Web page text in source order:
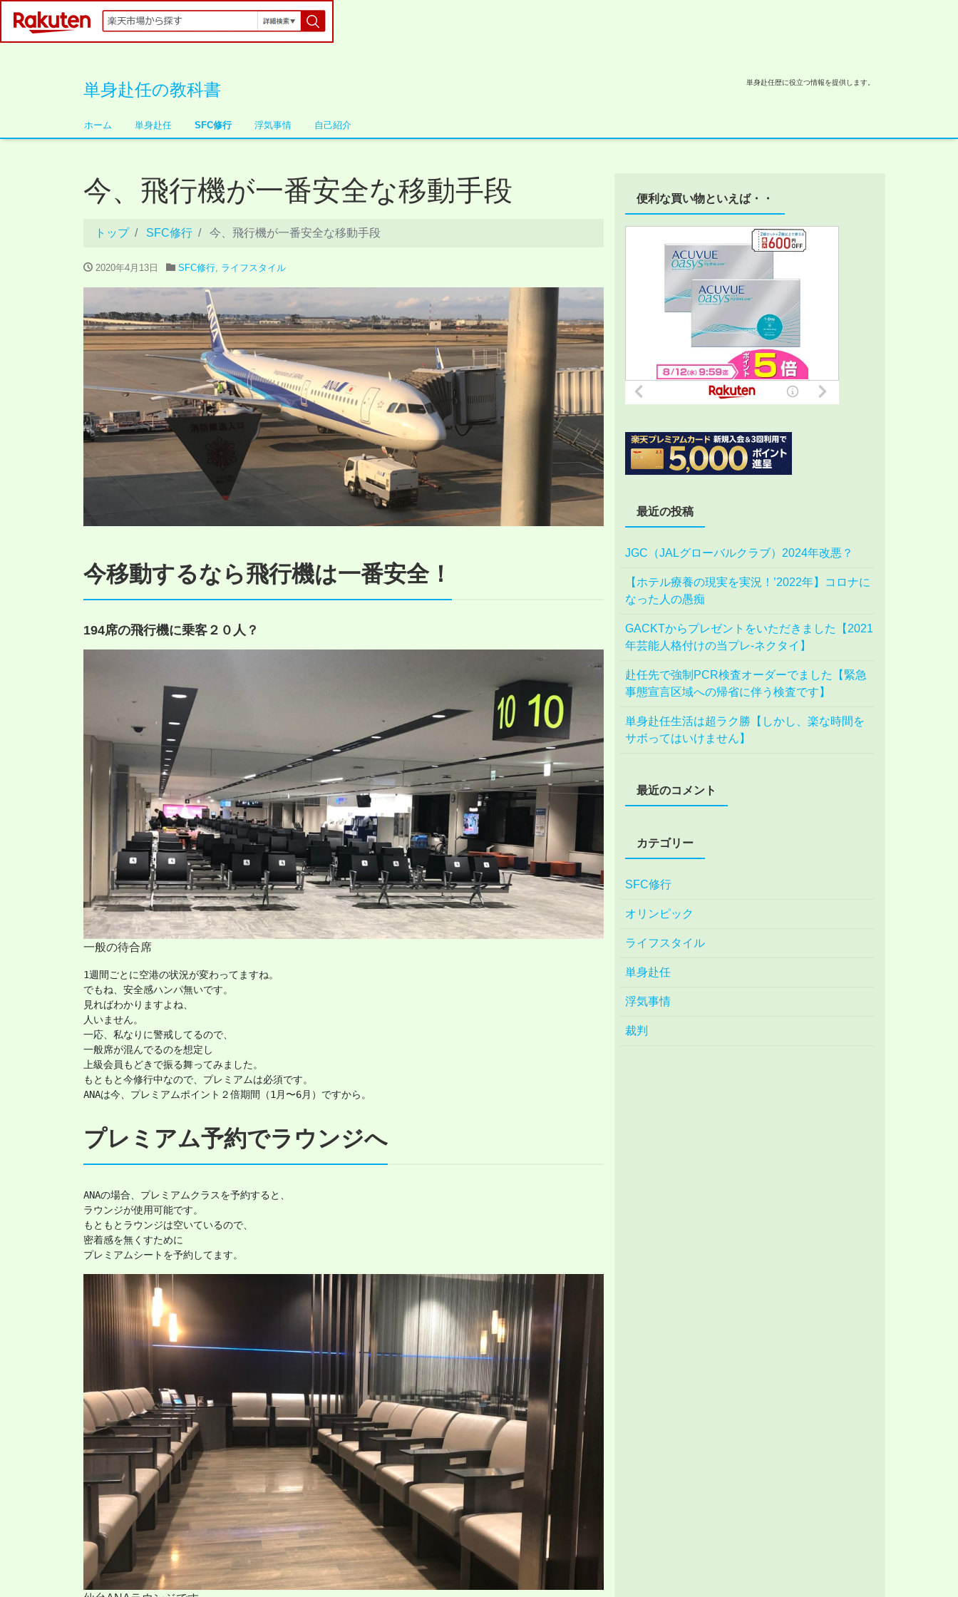
単身赴任の教科書 単身赴任歴に役立つ情報を提供します。
ホーム 単身赴任 SFC修行 浮気事情 自己紹介
今、飛行機が一番安全な移動手段
トップ SFC修行 今、飛行機が一番安全な移動手段
2020年4月13日 SFC修行, ライフスタイル
今移動するなら飛行機は一番安全！
194席の飛行機に乗客２０人？
一般の待合席
1週間ごとに空港の状況が変わってますね。
でもね、安全感ハンパ無いです。
見ればわかりますよね、
人いません。
一応、私なりに警戒してるので、
一般席が混んでるのを想定し
上級会員もどきで振る舞ってみました。
もともと今修行中なので、プレミアムは必須です。
ANAは今、プレミアムポイント２倍期間（1月〜6月）ですから。
プレミアム予約でラウンジへ
ANAの場合、プレミアムクラスを予約すると、
ラウンジが使用可能です。
もともとラウンジは空いているので、
密着感を無くすために
プレミアムシートを予約してます。
便利な買い物といえば・・
最近の投稿
JGC（JALグローバルクラブ）2024年改悪？
【ホテル療養の現実を実況！’2022年】コロナに
なった人の愚痴
GACKTからプレゼントをいただきました【2021
年芸能人格付けの当プレ-ネクタイ】
赴任先で強制PCR検査オーダーでました【緊急
事態宣言区域への帰省に伴う検査です】
単身赴任生活は超ラク勝【しかし、楽な時間を
サボってはいけません】
最近のコメント
カテゴリー
SFC修行
オリンピック
ライフスタイル
単身赴任
浮気事情
裁判